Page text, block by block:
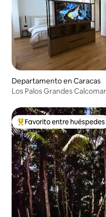
Departamento en Caracas
Los Palos Grandes
De los mejores en Favorito
Favorito entre huéspedes